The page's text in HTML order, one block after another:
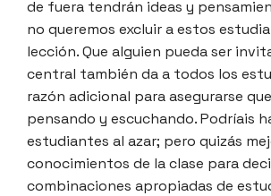
de fuera tendrán ideas y
no queremos excluir a estos
lección. Que alguien pueda ser
central también da a todos los
razón adicional para asegurarse
pensando y escuchando. Podríais
estudiantes al azar; pero quizás
conocimientos de la clase para
combinaciones apropiadas de